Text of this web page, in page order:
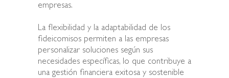
empresas.
La flexibilidad y la adaptabilidad de los
fideicomisos permiten a las empresas
personalizar soluciones según sus
necesidades específicas, lo que contribuye a
una gestión financiera exitosa y sostenible